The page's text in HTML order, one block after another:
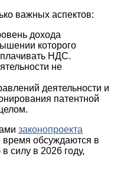
важных аспектов:
дохода
которого
НДС.
не
деятельности и
патентной
законопроекта
время обсуждаются в
силу в 2026 году,